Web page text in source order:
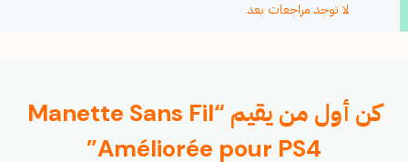
لا توجد مراجعات بعد.
كن أول من يقيم “Manette Sans Fil
Améliorée pour PS4”